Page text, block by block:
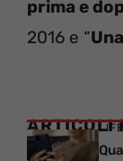
prima e
2016 e “
ARTICOLI